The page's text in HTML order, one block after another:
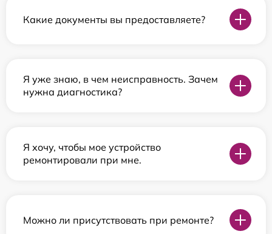
Какие документы вы предоставляете?
Я уже знаю, в чем неисправность. Зачем
нужна диагностика?
Я хочу, чтобы мое устройство
ремонтировали при мне.
Можно ли присутствовать при ремонте?